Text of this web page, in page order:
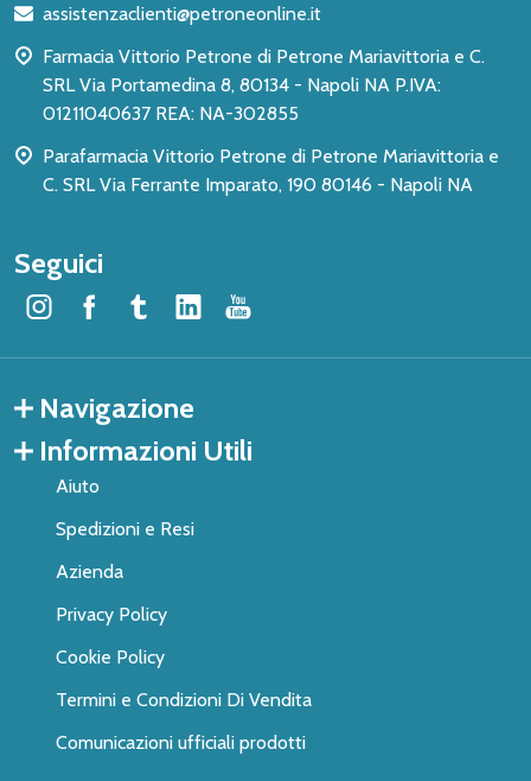
pagina
assistenzaclienti@petroneonline.it
Farmacia Vittorio Petrone di Petrone Mariavittoria e C.
SRL Via Portamedina 8, 80134 - Napoli NA P.IVA:
01211040637 REA: NA-302855
Parafarmacia Vittorio Petrone di Petrone Mariavittoria e
C. SRL Via Ferrante Imparato, 190 80146 - Napoli NA
Seguici
Navigazione
Informazioni Utili
Aiuto
Spedizioni e Resi
Azienda
Privacy Policy
Cookie Policy
Termini e Condizioni Di Vendita
Comunicazioni ufficiali prodotti